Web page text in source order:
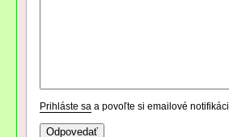
Prihláste sa a povoľte si emailové